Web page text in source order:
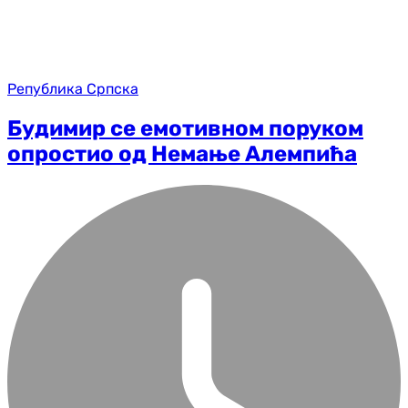
Република Српска
Будимир се емотивном поруком
опростио од Немање Алемпића